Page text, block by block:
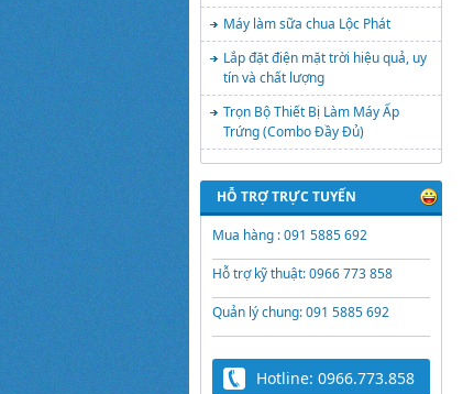
Máy làm sữa chua Lộc Phát
Lắp đặt điện mặt trời hiệu quả, uy
tín và chất lượng
Trọn Bộ Thiết Bị Làm Máy Ấp
Trứng (Combo Đầy Đủ)
HỖ TRỢ TRỰC TUYẾN
Mua hàng : 091 5885 692
Hỗ trợ kỹ thuật: 0966 773 858
Quản lý chung: 091 5885 692
Hotline: 0966.773.858